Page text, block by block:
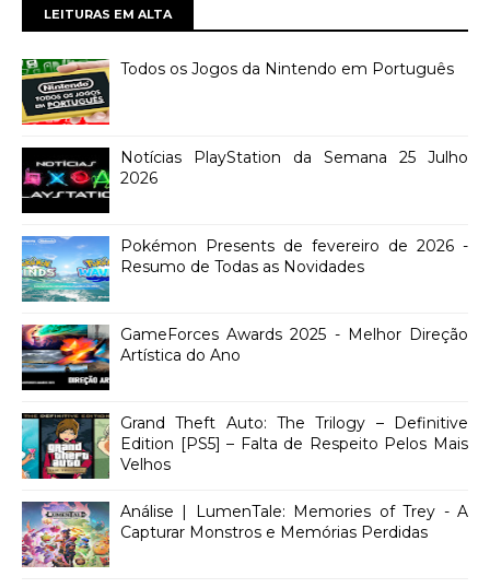
LEITURAS EM ALTA
Todos os Jogos da Nintendo em Português
Notícias PlayStation da Semana 25 Julho
2026
Pokémon Presents de fevereiro de 2026 -
Resumo de Todas as Novidades
GameForces Awards 2025 - Melhor Direção
Artística do Ano
Grand Theft Auto: The Trilogy – Definitive
Edition [PS5] – Falta de Respeito Pelos Mais
Velhos
Análise | LumenTale: Memories of Trey - A
Capturar Monstros e Memórias Perdidas